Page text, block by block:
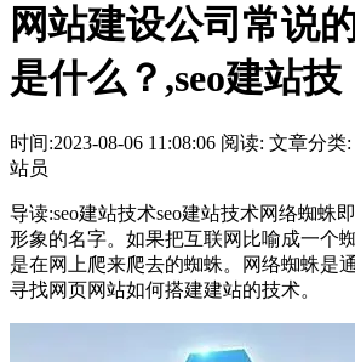
网站建设公司常说
是什么？,seo建站技
时间:2023-08-06 11:08:06 阅读: 文章分类:
站员
导读:seo建站技术seo建站技术网络蜘蛛
形象的名字。如果把互联网比喻成一个
是在网上爬来爬去的蜘蛛。网络蜘蛛是
寻找网页网站如何搭建建站的技术。